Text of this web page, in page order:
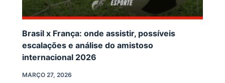
Brasil x França: onde assistir, possíveis
escalações e análise do amistoso
internacional 2026
MARÇO 27, 2026